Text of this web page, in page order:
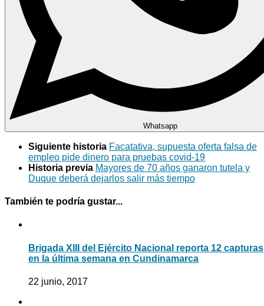
Whatsapp
Siguiente historia Facatativa, supuesta oferta falsa de
empleo pide dinero para pruebas covid-19
Historia previa Mayores de 70 años ganaron tutela y
Duque deberá dejarlos salir más tiempo
También te podría gustar...
Brigada XIII del Ejército Nacional reporta 12 capturas
en la última semana en Cundinamarca
22 junio, 2017